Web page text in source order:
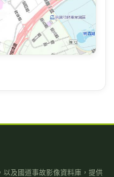
以及國道事故影像資料庫，提供